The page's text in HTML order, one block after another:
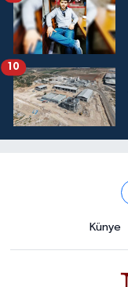
10
Künye